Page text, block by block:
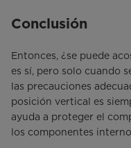
Conclusión
Entonces, ¿se puede
es sí, pero solo cuando
las precauciones
posición vertical es
ayuda a proteger el
los componentes